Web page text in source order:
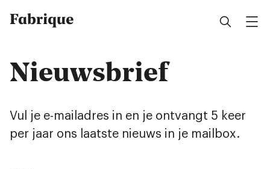
Fabrique
Nieuwsbrief
Vul je e-mailadres in en je ontvangt 5 keer
per jaar ons laatste nieuws in je mailbox.